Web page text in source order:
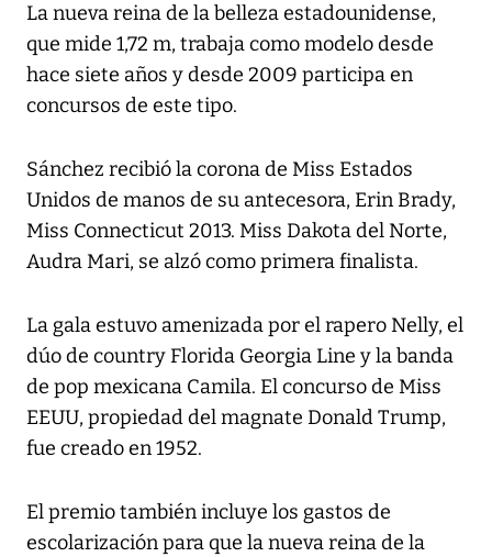
La nueva reina de la belleza estadounidense,
que mide 1,72 m, trabaja como modelo desde
hace siete años y desde 2009 participa en
concursos de este tipo.
Sánchez recibió la corona de Miss Estados
Unidos de manos de su antecesora, Erin Brady,
Miss Connecticut 2013. Miss Dakota del Norte,
Audra Mari, se alzó como primera finalista.
La gala estuvo amenizada por el rapero Nelly, el
dúo de country Florida Georgia Line y la banda
de pop mexicana Camila. El concurso de Miss
EEUU, propiedad del magnate Donald Trump,
fue creado en 1952.
El premio también incluye los gastos de
escolarización para que la nueva reina de la